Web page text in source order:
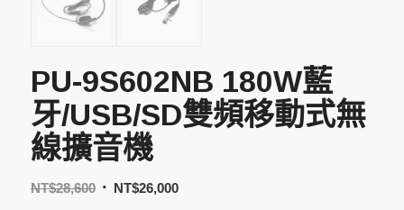
PU-9S602NB 180W藍
牙/USB/SD雙頻移動式無
線擴音機
NT$28,600 NT$26,000